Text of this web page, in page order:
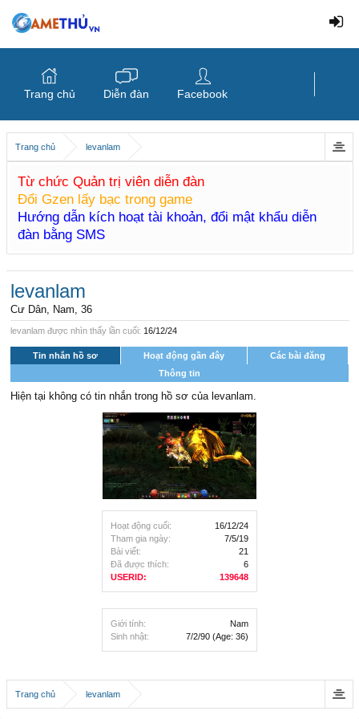
Trang chủ levanlam
Từ chức Quản trị viên diễn đàn
Đổi Gzen lấy bạc trong game
Hướng dẫn kích hoạt tài khoản, đổi mật khẩu diễn
đàn bằng SMS
Hoạt động cuối:
16/12/24
Tham gia ngày:
7/5/19
Bài viết:
21
Đã được thích:
6
USERID:
139648
Giới tính:
Nam
Sinh nhật:
7/2/90 (Age: 36)
levanlam
Cư Dân, Nam, 36
levanlam được nhìn thấy lần cuối: 16/12/24
Tin nhắn hồ sơ Hoạt động gần đây
Các bài đăng
Thông tin
Hiện tại không có tin nhắn trong hồ sơ của levanlam.
Trang chủ levanlam
Trang chủ Diễn đàn Facebook